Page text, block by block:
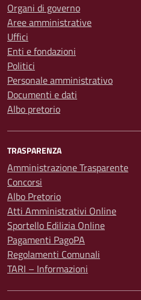
Organi di governo
Aree amministrative
Uffici
Enti e fondazioni
Politici
Personale amministrativo
Documenti e dati
Albo pretorio
TRASPARENZA
Amministrazione Trasparente
Concorsi
Albo Pretorio
Atti Amministrativi Online
Sportello Edilizia Online
Pagamenti PagoPA
Regolamenti Comunali
TARI – Informazioni